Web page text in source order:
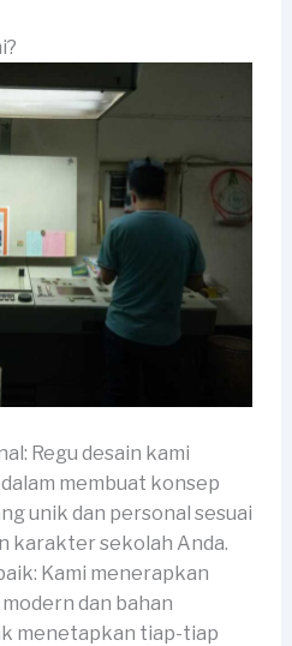
Regu desain kami
membuat konsep
unik dan personal sesuai
karakter sekolah Anda.
Kami menerapkan
dan bahan
menetapkan tiap-tiap